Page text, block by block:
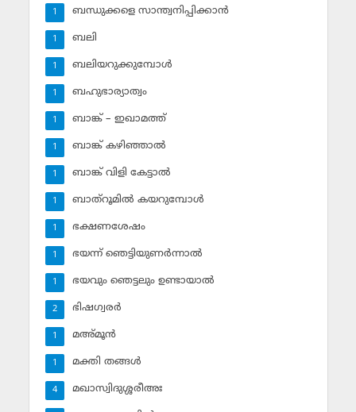
ബന്ധുക്കളെ സാന്ത്വനിപ്പിക്കാന്‍
1
ബലി
1
ബലിയറുക്കുമ്പോള്‍
1
ബഹുഭാര്യാത്വം
1
ബാങ്ക് – ഇഖാമത്ത്
1
ബാങ്ക് കഴിഞ്ഞാല്‍
1
ബാങ്ക് വിളി കേട്ടാല്‍
1
ബാത്‌റൂമില്‍ കയറുമ്പോള്‍
1
ഭക്ഷണശേഷം
1
ഭയന്ന് ഞെട്ടിയുണര്‍ന്നാല്‍
1
ഭയവും ഞെട്ടലും ഉണ്ടായാല്‍
1
ഭിഷഗ്വരര്‍
2
മഅ്മൂന്‍
1
മക്തി തങ്ങള്‍
1
മഖാസ്വിദുശ്ശരീഅഃ
4